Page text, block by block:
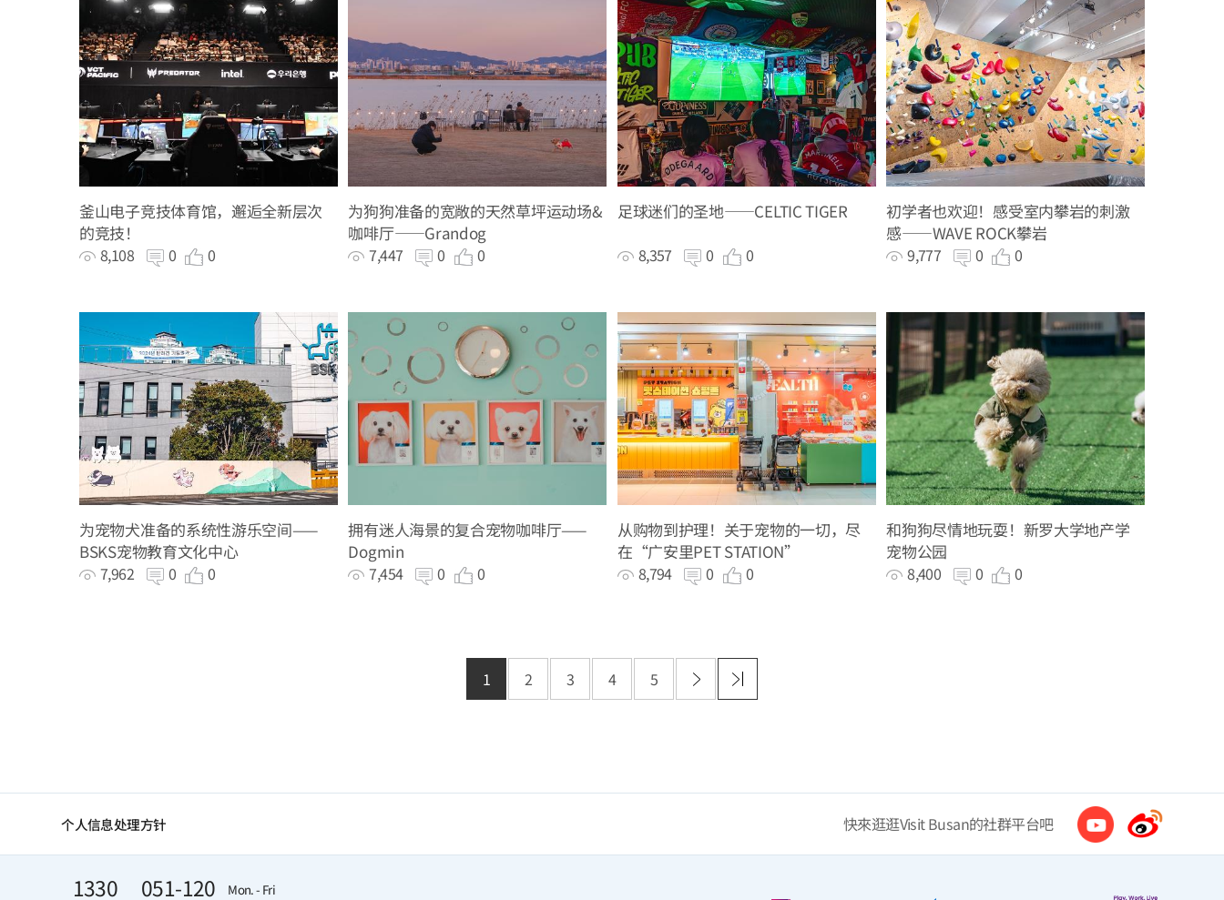
釜山电子竞技体育馆，邂逅全新层次
的竞技！
8,108 0 0
为狗狗准备的宽敞的天然草坪运动场&
咖啡厅——Grandog
7,447 0 0
足球迷们的圣地——CELTIC TIGER
8,357 0 0
初学者也欢迎！感受室内攀岩的刺激
感——WAVE ROCK攀岩
9,777 0 0
为宠物犬准备的系统性游乐空间——
BSKS宠物教育文化中心
7,962 0 0
拥有迷人海景的复合宠物咖啡厅——
Dogmin
7,454 0 0
从购物到护理！关于宠物的一切，尽
在“广安里PET STATION”
8,794 0 0
和狗狗尽情地玩耍！新罗大学地产学
宠物公园
8,400 0 0
1 2 3 4 5
个人信息处理方针 快來逛逛Visit Busan的社群平台吧
1330 051-120
Mon. - Fri